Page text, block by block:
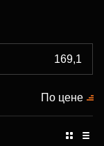
По цене